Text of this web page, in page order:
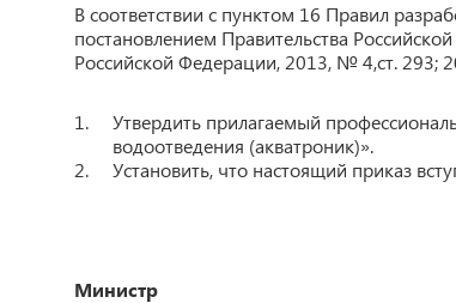
В соответствии с пунктом 16 Правил
постановлением Правительства
Российской Федерации, 2013, № 4,ст. 293;
Утвердить прилагаемый
водоотведения (акватроник)».
Установить, что настоящий приказ
Министр